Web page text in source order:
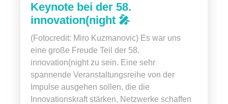
Keynote bei der 58.
innovation(night 🎤
(Fotocredit: Miro Kuzmanovic) Es war uns
eine große Freude Teil der 58.
innovation(night zu sein. Eine sehr
spannende Veranstaltungsreihe von der
Impulse ausgehen sollen, die die
Innovationskraft stärken, Netzwerke schaffen